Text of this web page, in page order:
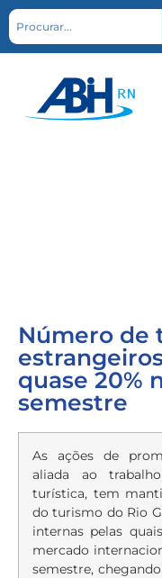
Número de
quase 20%
semestre
As ações de
aliada ao
turística, tem
do turismo do Rio
internas pelas
mercado
semestre,